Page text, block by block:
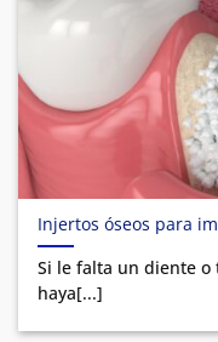
Injertos óseos para
Si le falta un diente
haya[...]